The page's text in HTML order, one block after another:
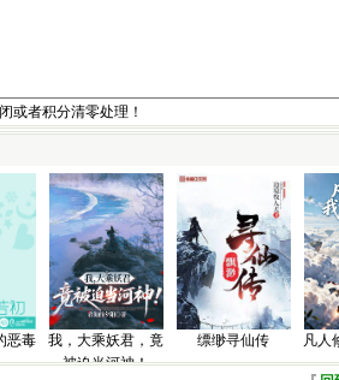
或者积分清零处理！
恶毒
我，大乘妖君，竟
被迫当河神！
缥缈寻仙传
凡人